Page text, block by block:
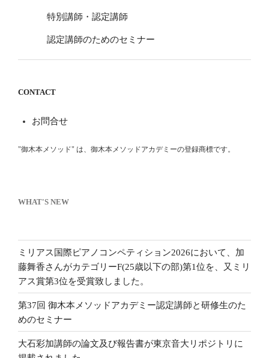
特別講師・認定講師
認定講師のためのセミナー
CONTACT
お問合せ
"御木本メソッド" は、御木本メソッドアカデミーの登録商標です。
WHAT'S NEW
ミリアス国際ピアノコンペティション2026において、加
藤舞香さんがカテゴリーF(25歳以下の部)第1位を、又ミリ
アス賞第3位を受賞致しました。
第37回 御木本メソッドアカデミー認定講師と研修生のた
めのセミナー
大石彩加講師の論文及び報告書が東京音大リポジトリに